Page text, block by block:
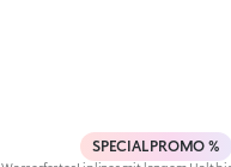
SPECIAL PROMO %